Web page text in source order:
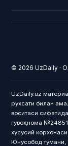
© 2026 UzDaily ·
UzDaily.uz
рухсати билан
воситаси
гувоҳнома
хусусий
Юнусобод тумани,